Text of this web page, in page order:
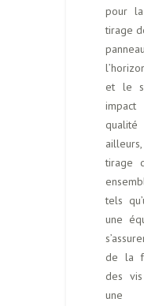
pour
tirage
et le
qualité
tirage
tels
une
de la
des
une